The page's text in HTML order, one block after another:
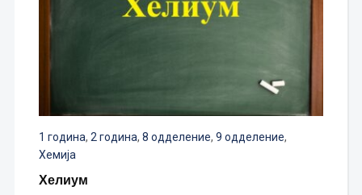
1 година, 2 година, 8 одделение, 9 одделение,
Хемија
Хелиум